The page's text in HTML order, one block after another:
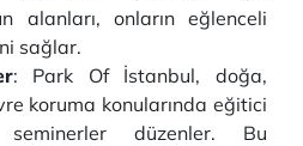
alanları, onların eğlenceli
sağlar.
: Park Of İstanbul, doğa,
koruma konularında eğitici
düzenler. Bu